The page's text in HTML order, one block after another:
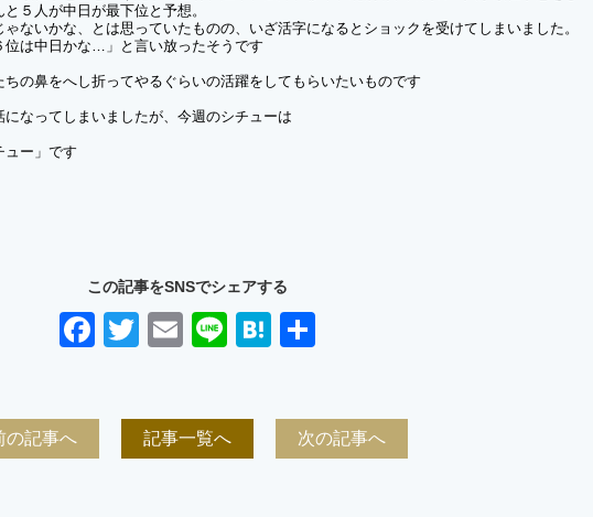
５人が中日が最下位と予想。
ないかな、とは思っていたものの、いざ活字になるとショックを受けてしまいました。
位は中日かな…」と言い放ったそうです
の鼻をへし折ってやるぐらいの活躍をしてもらいたいものです
なってしまいましたが、今週のシチューは
ュー」です
この記事をSNSでシェアする
Facebook
TwitterEmailLineHatena
の記事へ 記事一覧へ 次の記事へ